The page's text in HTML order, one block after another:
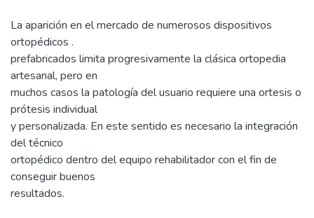
La aparición en el mercado de numerosos dispositivos
ortopédicos .
prefabricados limita progresivamente la clásica ortopedia
artesanal, pero en
muchos casos la patología del usuario requiere una ortesis o
prótesis individual
y personalizada. En este sentido es necesario la integración
del técnico
ortopédico dentro del equipo rehabilitador con el fin de
conseguir buenos
resultados.